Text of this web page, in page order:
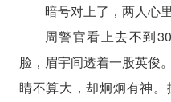
暗号对上了，两人心
周警官看上去不到
脸，眉宇间透着一股英俊
睛不算大，却炯炯有神